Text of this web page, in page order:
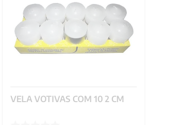
VELA VOTIVAS COM 10 2 CM